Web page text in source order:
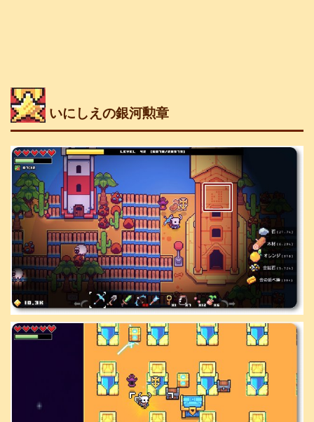
いにしえの銀河勲章